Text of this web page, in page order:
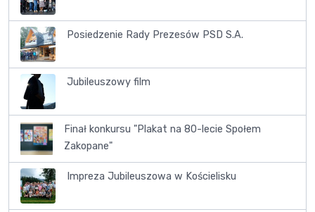
Posiedzenie Rady Prezesów PSD S.A.
Jubileuszowy film
Finał konkursu "Plakat na 80-lecie Społem
Zakopane"
Impreza Jubileuszowa w Kościelisku